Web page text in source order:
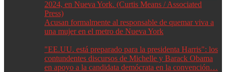
Acusan formalmente al responsable de quemar viva a
una mujer en el metro de Nueva York
"EE.UU. está preparado para la presidenta Harris": los
contundentes discursos de Michelle y Barack Obama
en apoyo a la candidata demócrata en la convención…